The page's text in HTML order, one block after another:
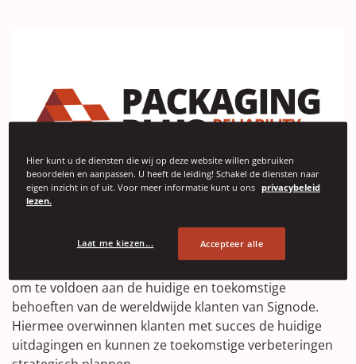
Packaging Plus Reliability Services is een op
om te voldoen aan de huidige en toekomstige
behoeften van de wereldwijde klanten van Signode.
Hiermee overwinnen klanten met succes de huidige
uitdagingen en kunnen ze toekomstige verbeteringen
Hier kunt u de diensten die wij op deze website willen gebruiken
beoordelen en aanpassen. U heeft de leiding! Schakel de diensten naar
eigen inzicht in of uit. Voor meer informatie kunt u ons privacybeleid
lezen.
Laat me kiezen... Accepteer alle